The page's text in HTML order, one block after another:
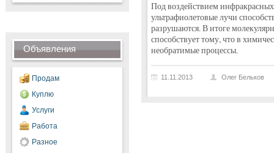
Объявления
Продам
Куплю
Услуги
Работа
Разное
Под воздействием инфракрасных
ультрафиолетовые лучи
разрушаются. В итоге
способствует тому, что в
необратимые процессы.
11.11.2013 Олег Бельков